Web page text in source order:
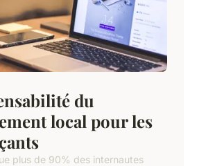
du
local pour les
plus de 90% des internautes